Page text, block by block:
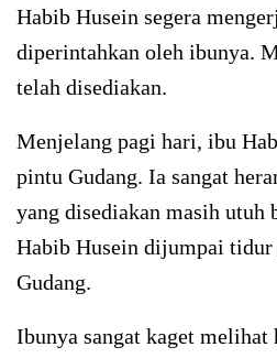
Habib Husein segera
diperintahkan oleh ibunya.
telah disediakan.
Menjelang pagi hari, ibu
pintu Gudang. Ia sangat
yang disediakan masih utuh
Habib Husein dijumpai tidur
Gudang.
Ibunya sangat kaget melihat